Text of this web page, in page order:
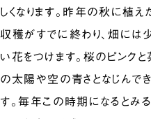
しくなります。昨年の秋に植
収穫がすでに終わり、畑には
い花をつけます。桜のピンク
の太陽や空の青さとなじんで
す。毎年この時期になるとみ